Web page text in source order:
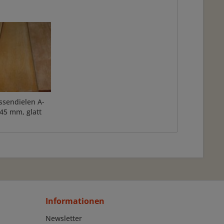
A-
mm, glatt
Informationen
Newsletter